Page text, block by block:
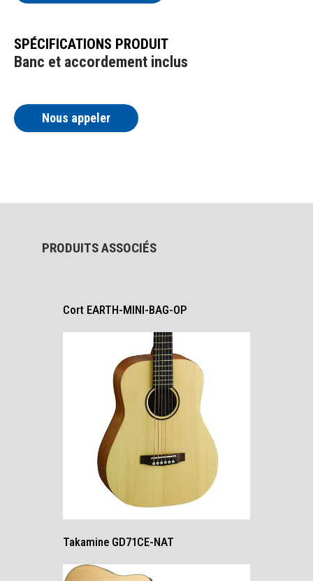
SPÉCIFICATIONS PRODUIT
Banc et accordement inclus
Nous appeler
PRODUITS ASSOCIÉS
Cort EARTH-MINI-BAG-OP
Takamine GD71CE-NAT